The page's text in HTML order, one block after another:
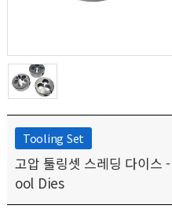
Tooling Set
고압 툴링셋 스레딩 다이
ool Dies